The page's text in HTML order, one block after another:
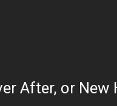
After, or New